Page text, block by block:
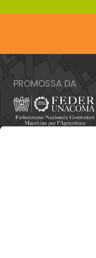
PROMOSSA DA
Tel: +39 06432981 -